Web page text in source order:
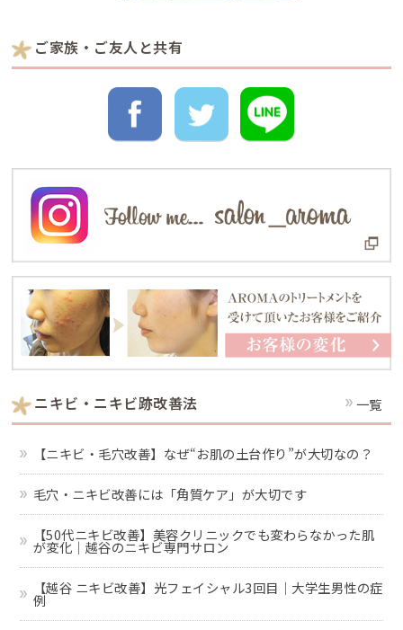
ご家族・ご友人と共有
ニキビ・ニキビ跡改善法 一覧
【ニキビ・毛穴改善】なぜ“お肌の土台作り”が大切なの？
毛穴・ニキビ改善には「角質ケア」が大切です
【50代ニキビ改善】美容クリニックでも変わらなかった肌
が変化｜越谷のニキビ専門サロン
【越谷 ニキビ改善】光フェイシャル3回目｜大学生男性の症
例